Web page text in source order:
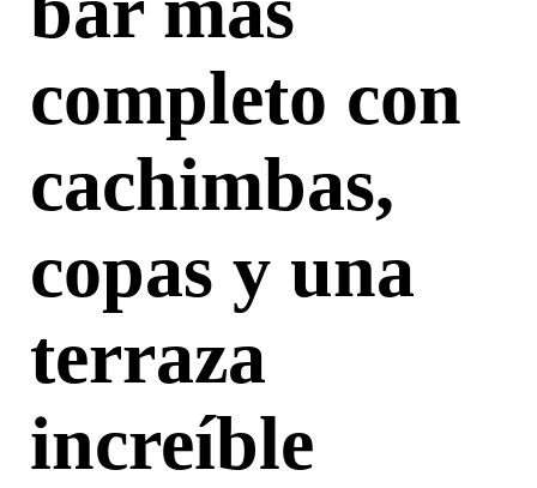
completo con
cachimbas,
copas y una
terraza
increíble